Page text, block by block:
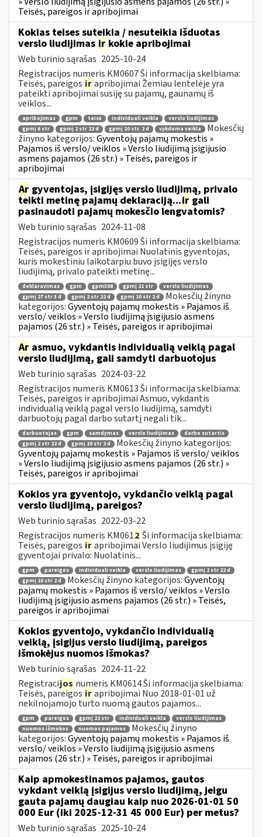
Teisės, pareigos ir apribojimai
Kokias teises suteikia / nesuteikia išduotas
verslo liudijimas ir kokie apribojimai
Web turinio sąrašas 2025-10-24
Registracijos numeris KM0607 Ši informacija skelbiama:
Teisės, pareigos irapribojimai Žemiau lentelėje yra
pateikti apribojimai susiję su pajamų, gaunamų iš
veiklos...
apribojimas gpm teisė individuali veikla
verslo liudijimas
gpmį 6 str
gpmį 2 str 22 d gpmį 10 str. 2 d vykdoma veikla
Mokesčių
žinyno kategorijos:Gyventojų pajamų mokestis »
Pajamos iš verslo/ veiklos » Verslo liudijimą įsigijusio
asmens pajamos (26 str.) » Teisės, pareigos ir
apribojimai
Ar gyventojas, įsigijęs verslo liudijimą, privalo
teikti metinę pajamų deklaraciją...ir gali
pasinaudoti pajamų mokesčio lengvatomis?
Web turinio sąrašas 2024-11-08
Registracijos numeris KM0609 Ši informacija skelbiama:
Teisės, pareigos ir apribojimai Nuolatinis gyventojas,
kuris mokestiniu laikotarpiu buvo įsigijęs verslo
liudijimą, privalo pateikti metinę...
deklaravimas gpm gpm308 gpmį 21 str
verslo liudijimas
gpmį 27 str 3 d
gpmį 2 str 22 d gpmį 10 str 2 d
Mokesčių žinyno
kategorijos:Gyventojų pajamų mokestis » Pajamos iš
verslo/ veiklos » Verslo liudijimą įsigijusio asmens
pajamos (26 str.) » Teisės, pareigos ir apribojimai
Ar asmuo, vykdantis individualią veiklą pagal
verslo liudijimą, gali samdyti darbuotojus
Web turinio sąrašas 2024-03-22
Registracijos numeris KM0613 Ši informacija skelbiama:
Teisės, pareigos ir apribojimai Asmuo, vykdantis
individualią veiklą pagal verslo liudijimą, samdyti
darbuotojų pagal darbo sutartį negali tik...
darbuotojas gpm samdymas verslo liudijimas
darbo sutartis
gpmį 2 str 22 d
gpmį 10 str 2 d
Mokesčių žinyno kategorijos:
Gyventojų pajamų mokestis » Pajamos iš verslo/ veiklos
» Verslo liudijimą įsigijusio asmens pajamos (26 str.) »
Teisės, pareigos ir apribojimai
Kokios yra gyventojo, vykdančio veiklą pagal
verslo liudijimą, pareigos?
Web turinio sąrašas 2022-03-22
Registracijos numeris KM0612 Ši informacija skelbiama:
Teisės, pareigos irapribojimai Verslo liudijimus įsigiję
gyventojai privalo: Nuolatinis...
gpm pareigos individuali veikla verslo liudijimas
gpmį 2 str 22 d
gpmį 10 str 2 d
Mokesčių žinyno kategorijos:Gyventojų
pajamų mokestis » Pajamos iš verslo/ veiklos » Verslo
liudijimą įsigijusio asmens pajamos (26 str.) » Teisės,
pareigos ir apribojimai
Kokios gyventojo, vykdančio individualią
veiklą, įsigijus verslo liudijimą, pareigos
išmokėjus nuomos išmokas?
Web turinio sąrašas 2024-11-22
Registracijos numeris KM0614 Ši informacija skelbiama:
Teisės, pareigos irapribojimai Nuo 2018-01-01 už
nekilnojamojo turto nuomą gautos pajamos...
gpm pareigos gpmį 22 str individuali veikla
verslo liudijimas
nuomos išmokos
nuomos pajamos
Mokesčių žinyno
kategorijos:Gyventojų pajamų mokestis » Pajamos iš
verslo/ veiklos » Verslo liudijimą įsigijusio asmens
pajamos (26 str.) » Teisės, pareigos ir apribojimai
Kaip apmokestinamos pajamos, gautos
vykdant veiklą įsigijus verslo liudijimą, jeigu
gauta pajamų daugiau kaip nuo 2026-01-01 50
000 Eur (iki 2025-12-31 45 000 Eur) per metus?
Web turinio sąrašas 2025-10-24